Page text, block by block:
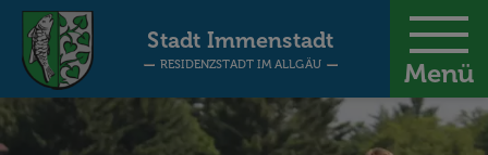
Menü
Stadt Immenstadt
RESIDENZSTADT IM ALLGÄU